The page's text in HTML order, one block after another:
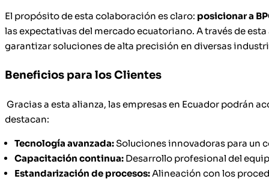
El propósito de esta colaboración es claro: posicionar a
las expectativas del mercado ecuatoriano. A través de
garantizar soluciones de alta precisión en diversas
Beneficios para los Clientes
Gracias a esta alianza, las empresas en Ecuador podrán
destacan:
Tecnología avanzada: Soluciones innovadoras para un
Capacitación continua: Desarrollo profesional del
Estandarización de procesos: Alineación con los